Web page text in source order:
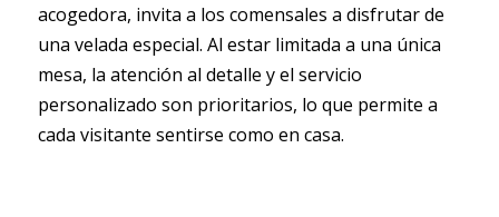
acogedora, invita a los comensales a disfrutar de
una velada especial. Al estar limitada a una única
mesa, la atención al detalle y el servicio
personalizado son prioritarios, lo que permite a
cada visitante sentirse como en casa.